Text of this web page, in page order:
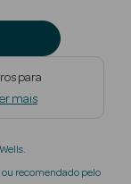
para
mais
ou recomendado pelo